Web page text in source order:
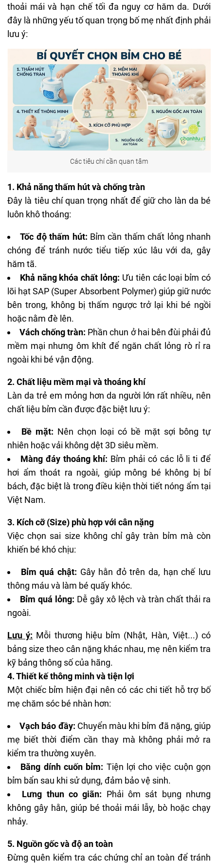
thoải mái và hạn chế tối đa nguy cơ hăm da. Dưới
đây là những yếu tố quan trọng bố mẹ nhất định phải
lưu ý:
Các tiêu chí cần quan tâm
1. Khả năng thấm hút và chống tràn
Đây là tiêu chí quan trọng nhất để giữ cho làn da bé
luôn khô thoáng:
Tốc độ thấm hút: Bỉm cần thấm chất lỏng nhanh
chóng để tránh nước tiểu tiếp xúc lâu với da, gây
hăm tã.
Khả năng khóa chất lỏng: Ưu tiên các loại bỉm có
lõi hạtSAP (Super Absorbent Polymer) giúp giữ nước
bên trong, không bị thấm ngược trở lại khi bé ngồi
hoặc nằm đè lên.
Vách chống tràn: Phần chun ở hai bên đùi phải đủ
mềm mại nhưng ôm khít để ngăn chất lỏng rò rỉ ra
ngoài khi bé vận động.
2. Chất liệu mềm mại và thoáng khí
Làn da trẻ em mỏng hơn da người lớn rất nhiều, nên
chất liệu bỉm cần được đặc biệt lưu ý:
Bề mặt: Nên chọn loại có bề mặt sợi bông tự
nhiên hoặc vải không dệt 3D siêu mềm.
Màng đáy thoáng khí: Bỉm phải có các lỗ li ti để
hơi ẩm thoát ra ngoài, giúp mông bé không bị bí
bách, đặc biệt là trong điều kiện thời tiết nóng ẩm tại
Việt Nam.
3. Kích cỡ (Size) phù hợp với cân nặng
Việc chọn sai size không chỉ gây tràn bỉm mà còn
khiến bé khó chịu:
Bỉm quá chật: Gây hằn đỏ trên da, hạn chế lưu
thông máu và làm bé quấy khóc.
Bỉm quá lỏng: Dễ gây xô lệch và tràn chất thải ra
ngoài.
Lưu ý: Mỗi thương hiệu bỉm (Nhật, Hàn, Việt...) có
bảng size theo cân nặng khác nhau, mẹ nên kiểm tra
kỹ bảng thông số của hãng.
4. Thiết kế thông minh và tiện lợi
Một chiếc bỉm hiện đại nên có các chi tiết hỗ trợ bố
mẹ chăm sóc bé nhàn hơn:
Vạch báo đầy: Chuyển màu khi bỉm đã nặng, giúp
mẹ biết thời điểm cần thay mà không phải mở ra
kiểm tra thường xuyên.
Băng dính cuốn bỉm: Tiện lợi cho việc cuộn gọn
bỉm bẩn sau khi sử dụng, đảm bảo vệ sinh.
Lưng thun co giãn: Phải ôm sát bụng nhưng
không gây hằn, giúp bé thoải mái lẫy, bò hoặc chạy
nhảy.
5. Nguồn gốc và độ an toàn
Đừng quên kiểm tra các chứng chỉ an toàn để tránh